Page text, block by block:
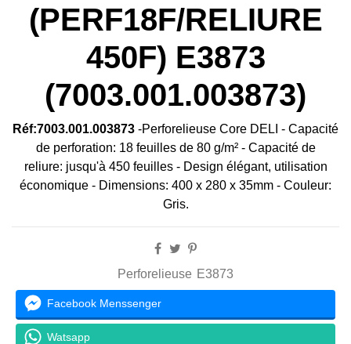
(PERF18F/RELIURE
450F) E3873
(7003.001.003873)
Réf:7003.001.003873 -Perforelieuse Core DELI - Capacité
de perforation: 18 feuilles de 80 g/m² - Capacité de
reliure: jusqu'à 450 feuilles - Design élégant, utilisation
économique - Dimensions: 400 x 280 x 35mm - Couleur:
Gris.
Perforelieuse E3873
Facebook Menssenger
Watsapp